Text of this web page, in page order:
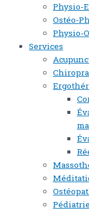
Physio-
Ostéo-
Physio-
Services